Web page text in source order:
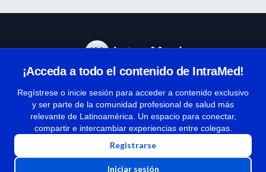
¡Acceda a todo el contenido de IntraMed!
Regístrese o inicie sesión para acceder a contenido exclusivo
y ser parte de la comunidad profesional de salud más
relevante de Latinoamérica. Un espacio para conectar,
compartir e intercambiar experiencias entre colegas.
Registrarse
Iniciar sesión
Términos y condiciones
| Políticas de privacidad
| Todos los derechos reservados | Copyright 1997-2026